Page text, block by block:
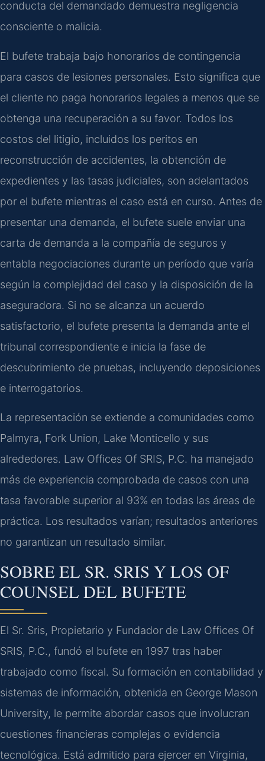
conducta del demandado demuestra negligencia
consciente o malicia.
El bufete trabaja bajo honorarios de contingencia
para casos de lesiones personales. Esto significa que
el cliente no paga honorarios legales a menos que se
obtenga una recuperación a su favor. Todos los
costos del litigio, incluidos los peritos en
reconstrucción de accidentes, la obtención de
expedientes y las tasas judiciales, son adelantados
por el bufete mientras el caso está en curso. Antes de
presentar una demanda, el bufete suele enviar una
carta de demanda a la compañía de seguros y
entabla negociaciones durante un período que varía
según la complejidad del caso y la disposición de la
aseguradora. Si no se alcanza un acuerdo
satisfactorio, el bufete presenta la demanda ante el
tribunal correspondiente e inicia la fase de
descubrimiento de pruebas, incluyendo deposiciones
e interrogatorios.
La representación se extiende a comunidades como
Palmyra, Fork Union, Lake Monticello y sus
alrededores. Law Offices Of SRIS, P.C. ha manejado
más de experiencia comprobada de casos con una
tasa favorable superior al 93% en todas las áreas de
práctica. Los resultados varían; resultados anteriores
no garantizan un resultado similar.
SOBRE EL SR. SRIS Y LOS OF
COUNSEL DEL BUFETE
El Sr. Sris, Propietario y Fundador de Law Offices Of
SRIS, P.C., fundó el bufete en 1997 tras haber
trabajado como fiscal. Su formación en contabilidad y
sistemas de información, obtenida en George Mason
University, le permite abordar casos que involucran
cuestiones financieras complejas o evidencia
tecnológica. Está admitido para ejercer en Virginia,